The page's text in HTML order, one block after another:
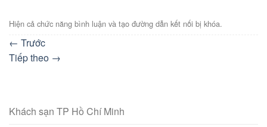
Hiện cả chức năng bình luận và tạo đường dẫn kết nối bị khóa.
← Trước
Tiếp theo →
Khách sạn TP Hồ Chí Minh